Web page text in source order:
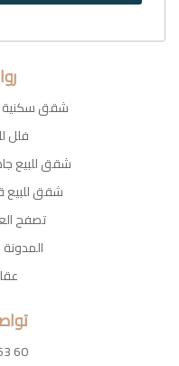
شقق سكنية
فلل
شقق للبيع
شقق للبيع
تصفح
المدونة
60